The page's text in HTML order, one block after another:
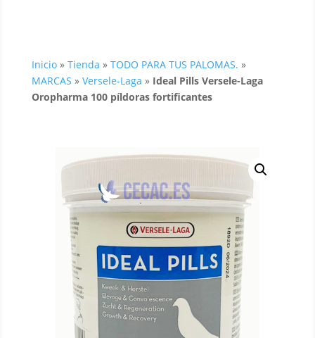
Inicio» Tienda » TODO PARA TUS PALOMAS. »
MARCAS » Versele-Laga » Ideal Pills Versele-Laga
Oropharma 100 píldoras fortificantes